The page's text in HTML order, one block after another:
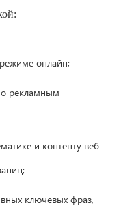
онлайн;
рекламным
и контенту веб-
ключевых фраз,